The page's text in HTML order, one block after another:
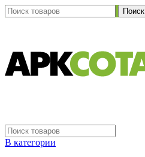
Поиск
В категории